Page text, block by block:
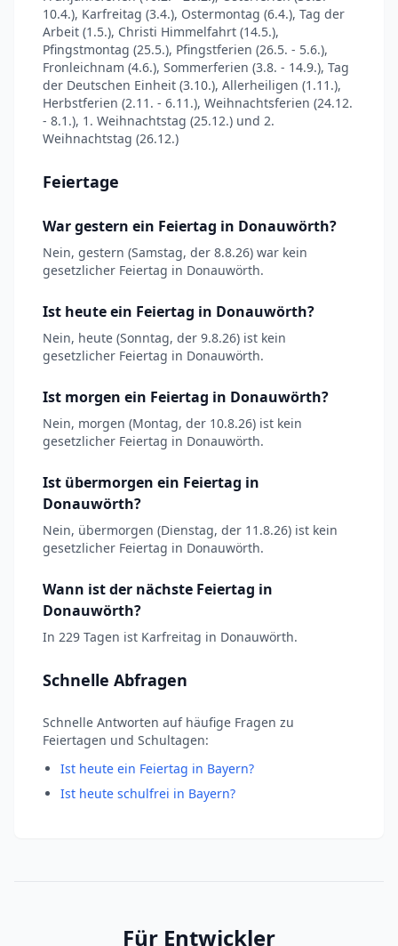
10.4.), Karfreitag (3.4.), Ostermontag (6.4.), Tag der
Arbeit (1.5.), Christi Himmelfahrt (14.5.),
Pfingstmontag (25.5.), Pfingstferien (26.5. - 5.6.),
Fronleichnam (4.6.), Sommerferien (3.8. - 14.9.), Tag
der Deutschen Einheit (3.10.), Allerheiligen (1.11.),
Herbstferien (2.11. - 6.11.), Weihnachtsferien (24.12.
- 8.1.), 1. Weihnachtstag (25.12.) und 2.
Weihnachtstag (26.12.)
Feiertage
War gestern ein Feiertag in Donauwörth?
Nein, gestern (Samstag, der 8.8.26) war kein
gesetzlicher Feiertag in Donauwörth.
Ist heute ein Feiertag in Donauwörth?
Nein, heute (Sonntag, der 9.8.26) ist kein
gesetzlicher Feiertag in Donauwörth.
Ist morgen ein Feiertag in Donauwörth?
Nein, morgen (Montag, der 10.8.26) ist kein
gesetzlicher Feiertag in Donauwörth.
Ist übermorgen ein Feiertag in
Donauwörth?
Nein, übermorgen (Dienstag, der 11.8.26) ist kein
gesetzlicher Feiertag in Donauwörth.
Wann ist der nächste Feiertag in
Donauwörth?
In 229 Tagen ist Karfreitag in Donauwörth.
Schnelle Abfragen
Schnelle Antworten auf häufige Fragen zu
Feiertagen und Schultagen:
Ist heute ein Feiertag in Bayern?
Ist heute schulfrei in Bayern?
Für Entwickler